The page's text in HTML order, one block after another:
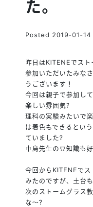
た。
Posted 2019-01-14
昨日はKITENEでスト
参加いただいたみな
うございます！
今回は親子で参加し
楽しい雰囲気?
理科の実験みたいで
は着色もできるとい
ていました?
中島先生の豆知識も
今回からKITENEで
みたのですが、土台
次のストームグラス
な～?